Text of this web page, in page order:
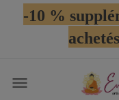
-10 %
